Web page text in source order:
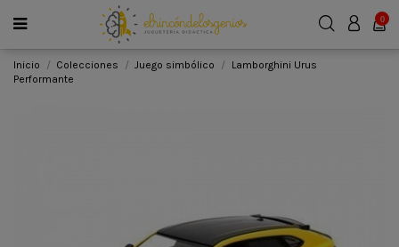
0
Inicio Colecciones Juego simbólico
Lamborghini Urus
Performante